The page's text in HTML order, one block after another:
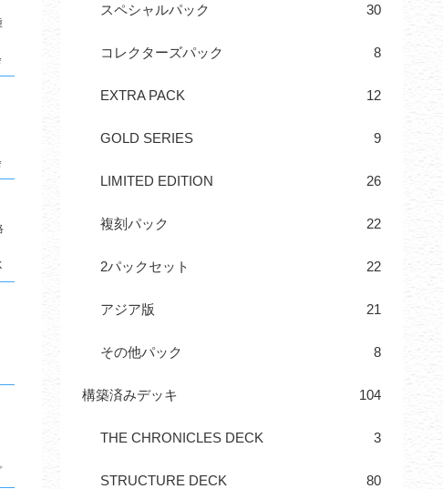
スペシャルパック 30
コレクターズパック 8
EXTRA PACK 12
GOLD SERIES 9
LIMITED EDITION 26
複刻パック 22
2パックセット 22
アジア版 21
その他パック 8
構築済みデッキ 104
THE CHRONICLES DECK 3
STRUCTURE DECK 80